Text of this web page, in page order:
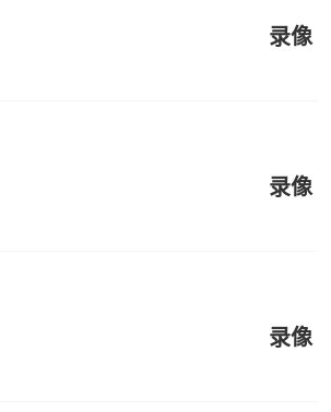
录像
录像
录像